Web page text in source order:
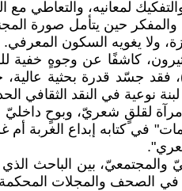
حين يتأمل صورة
ولا يغويه السكون المعرفي.
عمّان عام 2012، اقتحم ميدانًا لم يطرقه
ورؤاه. أما في كتابه "صورة المجنون في المتخيل
نوعية في النقد الثقافي
يكتب الناقد المتأمل، فمجموعته "بوح تعزفه
كتابه إبداع الغربة أم
بين الباحث
في الصحف والمجلات